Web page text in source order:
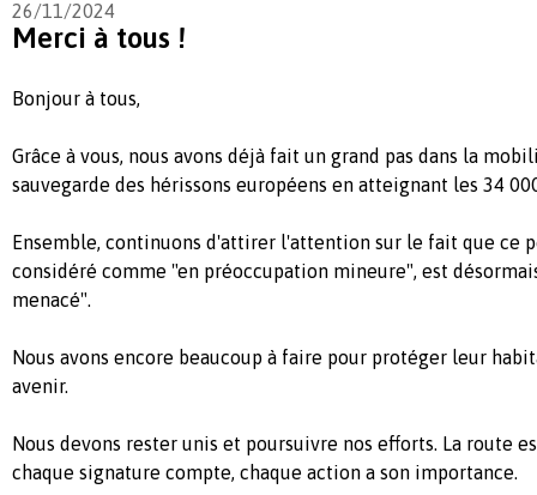
26/11/2024
Merci à tous !
Bonjour à tous,
Grâce à vous, nous avons déjà fait un grand pas dans la
sauvegarde des hérissons européens en atteignant les 34
Ensemble, continuons d'attirer l'attention sur le fait que ce
considéré comme "en préoccupation mineure", est
menacé".
Nous avons encore beaucoup à faire pour protéger leur
avenir.
Nous devons rester unis et poursuivre nos efforts. La route
chaque signature compte, chaque action a son importance.